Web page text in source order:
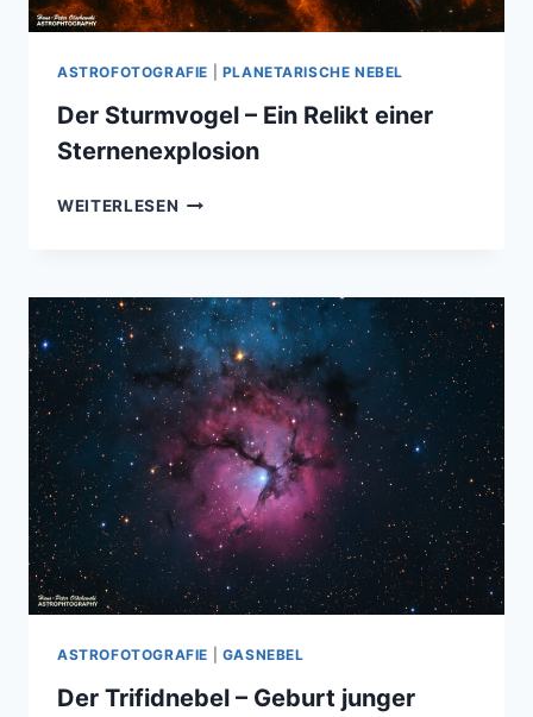
ASTROFOTOGRAFIE PLANETARISCHE NEBEL
Der Sturmvogel – Ein Relikt einer
Sternenexplosion
WEITERLESEN DER
RELIKT
EINER
STERNENEXPLOSION
ASTROFOTOGRAFIE GASNEBEL
Der Trifidnebel – Geburt junger